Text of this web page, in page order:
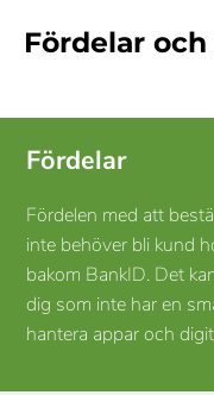
Fördelar
Fördelar
Fördelen med att
inte behöver bli kund
bakom BankID. Det
dig som inte har en
hantera appar och